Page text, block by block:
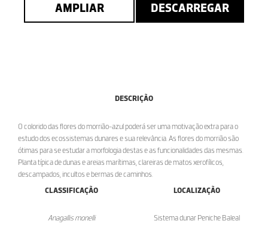
AMPLIAR DESCARREGAR
DESCRIÇÃO
O colorido das flores do morrião-azul poderá ser uma motivação extra para o
estudo dos ecossistemas dunares e sua relevância. As flores do morrião são
ótimas para se estudar a morfologia destas e as funcionalidades das mesmas.
Planta típica de dunas e areias marítimas, clareiras de matos xerofílicos,
descampados, incultos e bermas de caminhos.
CLASSIFICAÇÃO
Anagallis monelli
LOCALIZAÇÃO
Sistema dunar Peniche Baleal